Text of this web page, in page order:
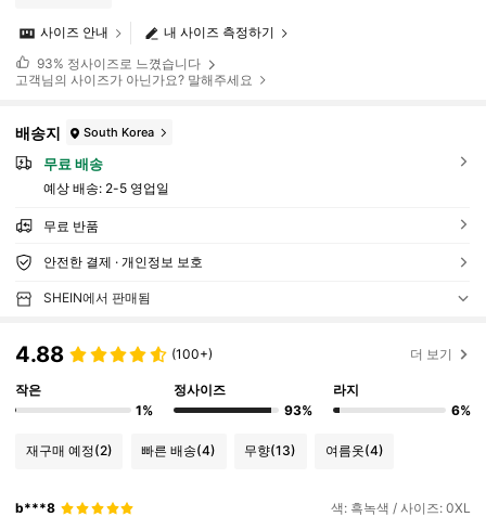
내 사이즈 측정하기
사이즈 안내
93% 정사이즈로 느꼈습니다
고객님의 사이즈가 아닌가요? 말해주세요
배송지 South Korea
무료 배송
예상 배송: 2-5 영업일
무료 반품
안전한 결제 · 개인정보 보호
SHEIN에서 판매됨
4.88 (100+) 더 보기
작은
1%
정사이즈
93%
라지
6%
재구매 예정(2) 빠른 배송(4) 무향(13) 여름옷(4)
b***8 색: 흑녹색 / 사이즈: 0XL